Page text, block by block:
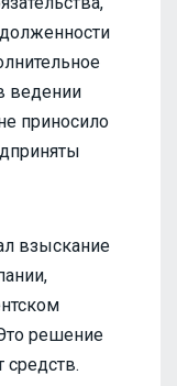
ведении
приносило
взыскание
решение
средств.